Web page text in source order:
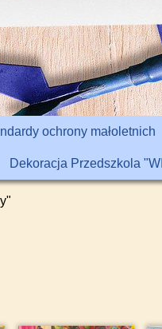
ochrony małoletnich
Dekoracja Przedszkola